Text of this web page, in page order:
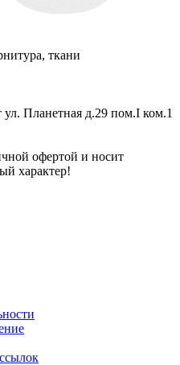
ткани
Планетная д.29 пом.I ком.1
офертой и носит
характер!